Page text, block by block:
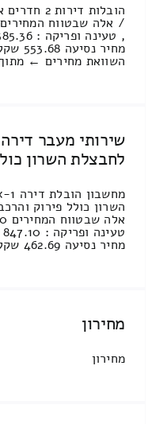
השוואת מחירים ←
לחבצלת השרון
מחיר נסיעה 462.69 שקל / זמן נסיעה בין ערים 38 [...]
מחירון
מחירון